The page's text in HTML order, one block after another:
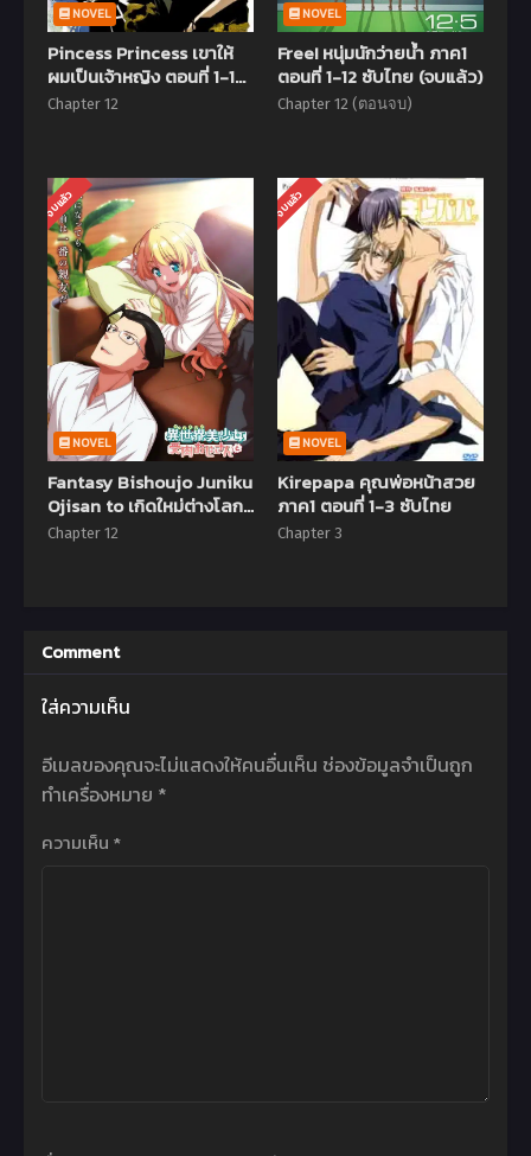
NOVEL
Pincess Princess เขาให้
ผมเป็นเจ้าหญิง ตอนที่ 1-12
ซับไทย
Chapter 12
NOVEL
Free! หนุ่มนักว่ายน้ำ ภาค1
ตอนที่ 1-12 ซับไทย (จบแล้ว)
Chapter 12 (ตอนจบ)
จบแล้ว
NOVEL
Fantasy Bishoujo Juniku
Ojisan to เกิดใหม่ต่างโลก
เพื่อนผมน่ารักโฮกเลยครับ
Chapter 12
จบแล้ว
NOVEL
Kirepapa คุณพ่อหน้าสวย
ภาค1 ตอนที่ 1-3 ซับไทย
Chapter 3
Comment
ใส่ความเห็น
อีเมลของคุณจะไม่แสดงให้คนอื่นเห็น ช่องข้อมูลจำเป็นถูก
ทำเครื่องหมาย *
ความเห็น *